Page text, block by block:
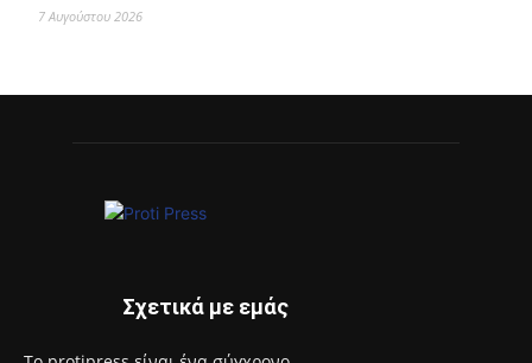
Το Allou! fan park γίνεται πόλος πολιτισμού, αναψυχής,
7 Αυγούστου 2026
7 Αυγούστου 2026
Ολοκληρώθηκαν 325 αυτοψίες στις πληγείσες από τις